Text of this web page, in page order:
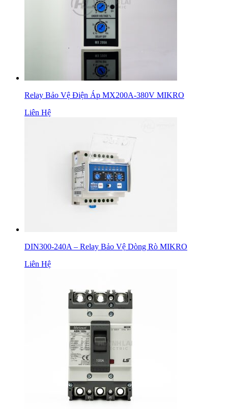
Relay Bảo Vệ Điện Áp MX200A-380V MIKRO
Liên Hệ
DIN300-240A – Relay Bảo Vệ Dòng Rò MIKRO
Liên Hệ